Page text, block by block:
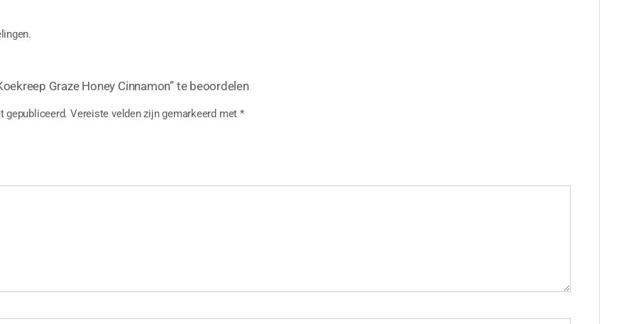
Graze Honey Cinnamon” te beoordelen
gepubliceerd. Vereiste velden zijn gemarkeerd met *